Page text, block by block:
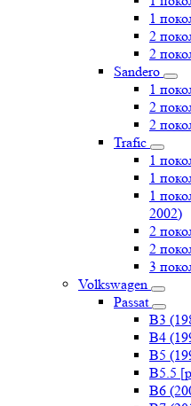
1
2
2
Sandero
1
2
2
Trafic
1
1
1
2002)
2
2
3
Volkswagen
Passat
B3
B4
B5
B5.5
B6